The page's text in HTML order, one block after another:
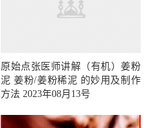
原始点张医师讲解（有机）姜粉
泥 姜粉/姜粉稀泥 的妙用及制作
方法 2023年08月13号